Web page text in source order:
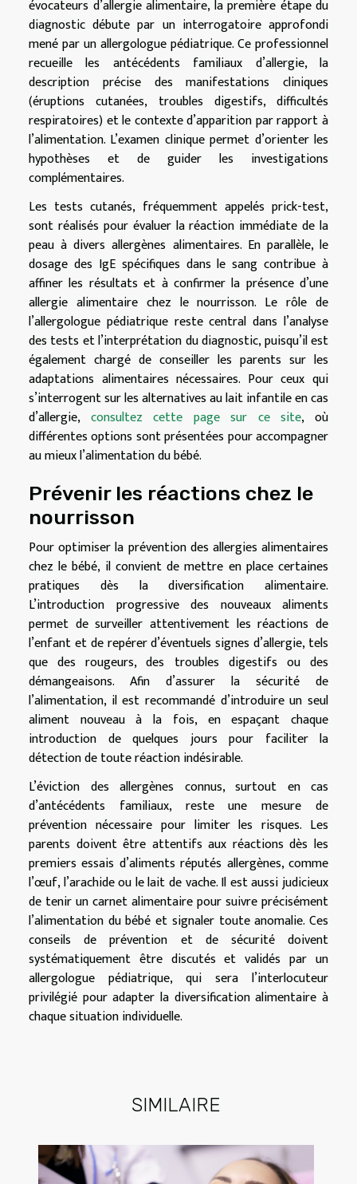
évocateurs d’allergie alimentaire, la première étape du
diagnostic débute par un interrogatoire approfondi
mené par un allergologue pédiatrique. Ce professionnel
recueille les antécédents familiaux d’allergie, la
description précise des manifestations cliniques
(éruptions cutanées, troubles digestifs, difficultés
respiratoires) et le contexte d’apparition par rapport à
l’alimentation. L’examen clinique permet d’orienter les
hypothèses et de guider les investigations
complémentaires.
Les tests cutanés, fréquemment appelés prick-test,
sont réalisés pour évaluer la réaction immédiate de la
peau à divers allergènes alimentaires. En parallèle, le
dosage des IgE spécifiques dans le sang contribue à
affiner les résultats et à confirmer la présence d’une
allergie alimentaire chez le nourrisson. Le rôle de
l’allergologue pédiatrique reste central dans l’analyse
des tests et l’interprétation du diagnostic, puisqu’il est
également chargé de conseiller les parents sur les
adaptations alimentaires nécessaires. Pour ceux qui
s’interrogent sur les alternatives au lait infantile en cas
d’allergie, consultez cette page sur ce site, où
différentes options sont présentées pour accompagner
au mieux l’alimentation du bébé.
Prévenir les réactions chez le
nourrisson
Pour optimiser la prévention des allergies alimentaires
chez le bébé, il convient de mettre en place certaines
pratiques dès la diversification alimentaire.
L’introduction progressive des nouveaux aliments
permet de surveiller attentivement les réactions de
l’enfant et de repérer d’éventuels signes d’allergie, tels
que des rougeurs, des troubles digestifs ou des
démangeaisons. Afin d’assurer la sécurité de
l’alimentation, il est recommandé d’introduire un seul
aliment nouveau à la fois, en espaçant chaque
introduction de quelques jours pour faciliter la
détection de toute réaction indésirable.
L’éviction des allergènes connus, surtout en cas
d’antécédents familiaux, reste une mesure de
prévention nécessaire pour limiter les risques. Les
parents doivent être attentifs aux réactions dès les
premiers essais d’aliments réputés allergènes, comme
l’œuf, l’arachide ou le lait de vache. Il est aussi judicieux
de tenir un carnet alimentaire pour suivre précisément
l’alimentation du bébé et signaler toute anomalie. Ces
conseils de prévention et de sécurité doivent
systématiquement être discutés et validés par un
allergologue pédiatrique, qui sera l’interlocuteur
privilégié pour adapter la diversification alimentaire à
chaque situation individuelle.
SIMILAIRE